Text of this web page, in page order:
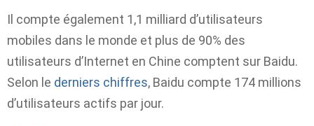
Il compte également 1,1 milliard d’utilisateurs
mobiles dans le monde et plus de 90% des
utilisateurs d’Internet en Chine comptent sur Baidu.
Selon le derniers chiffres, Baidu compte 174 millions
d’utilisateurs actifs par jour.